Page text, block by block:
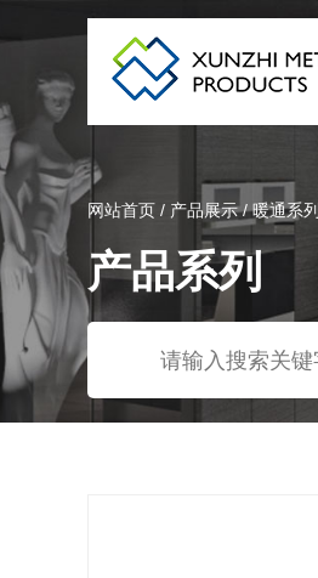
网站首页 / 产品展示/暖通系列
产品系列